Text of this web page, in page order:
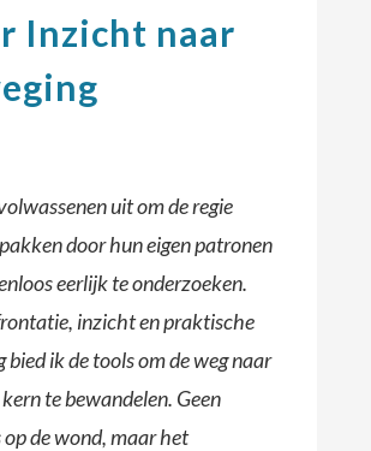
Inzicht naar
uit om de regie
door hun eigen patronen
eerlijk te onderzoeken.
inzicht en praktische
bied ik de tools om de weg naar
te bewandelen. Geen
de wond, maar het